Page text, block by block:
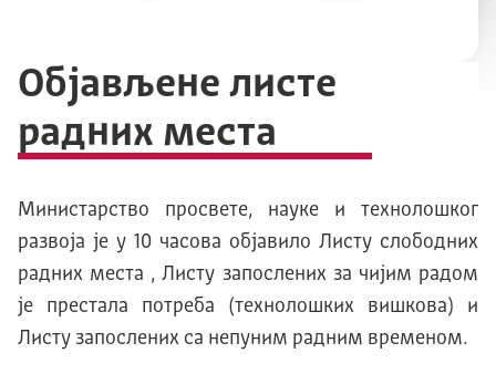
Објављене листе
радних места
Министарство просвете, науке и технолошког
развоја је у 10 часова објавило Листу слободних
радних места , Листу запослених за чијим радом
је престала потреба (технолошких вишкова) и
Листу запослених са непуним радним временом.